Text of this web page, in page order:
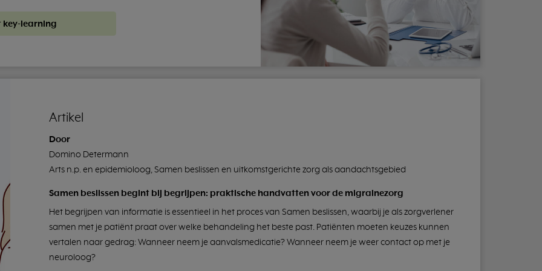
key-learning
Artikel
Door
Domino Determann
Arts n.p. en epidemioloog, Samen beslissen en uitkomstgerichte zorg als aandachtsgebied
Samen beslissen begint bij begrijpen: praktische handvatten voor de migrainezorg
Het begrijpen van informatie is essentieel in het proces van Samen beslissen, waarbij je als zorgverlener
samen met je patiënt praat over welke behandeling het beste past. Patiënten moeten keuzes kunnen
vertalen naar gedrag: Wanneer neem je aanvalsmedicatie? Wanneer neem je weer contact op met je
neuroloog?